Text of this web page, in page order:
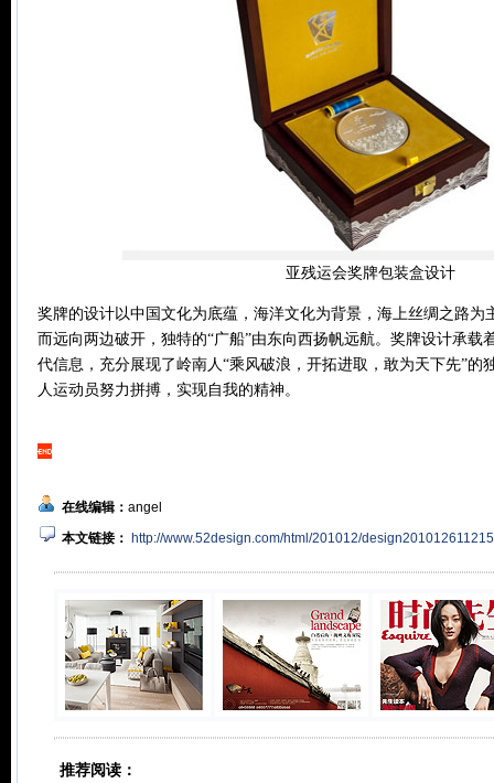
亚残运会奖牌包装盒设计
奖牌的设计以中国文化为底蕴，海洋文化为背景，海上丝绸之路为
而远向两边破开，独特的“广船”由东向西扬帆远航。奖牌设计承载
代信息，充分展现了岭南人“乘风破浪，开拓进取，敢为天下先”的
人运动员努力拼搏，实现自我的精神。
在线编辑： angel
本文链接：
http://www.52design.com/html/201012/
推荐阅读：